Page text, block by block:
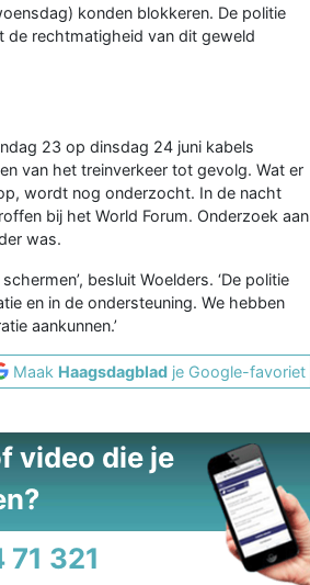
konden blokkeren. De politie
de rechtmatigheid van dit geweld
23 op dinsdag 24 juni kabels
van het treinverkeer tot gevolg. Wat er
wordt nog onderzocht. In de nacht
bij het World Forum. Onderzoek aan
was.
besluit Woelders. ‘De politie
en in de ondersteuning. We hebben
aankunnen.’
Maak Haagsdagblad je Google-favoriet
video die je
321